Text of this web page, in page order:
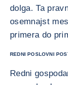
dolga. Ta
osemnajst
primera do
REDNI POSLOVNI
Redni